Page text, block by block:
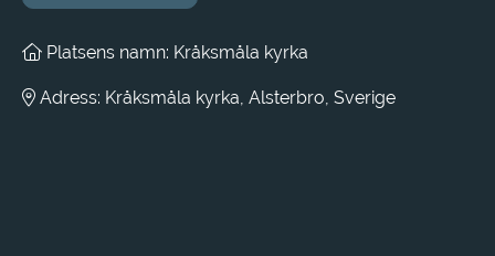
Platsens namn: Kråksmåla kyrka
Adress: Kråksmåla kyrka, Alsterbro, Sverige